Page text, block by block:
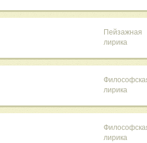
Пейзажная
лирика
лирика
лирика